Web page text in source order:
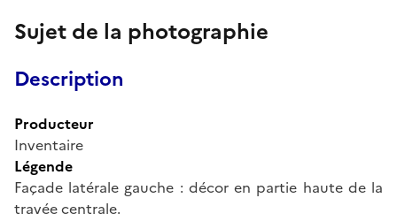
Sujet de la photographie
Description
Producteur
Inventaire
Légende
Façade latérale gauche : décor en partie haute de la
travée centrale.